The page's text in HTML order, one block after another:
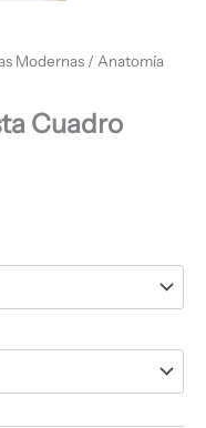
Modernas / Anatomía
Cuadro